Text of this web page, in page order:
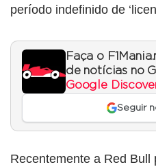
período indefinido de
Faça o
de notícias no
Google
Seguir
Recentemente a Red